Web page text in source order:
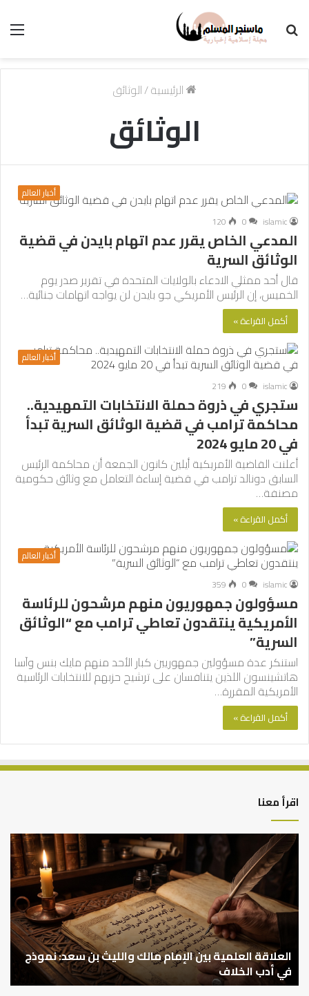
الرئيسية/الوثائق
الوثائق
أخبار العالم
islamic
0
120
المدعي الخاص يقرر عدم اتهام بايدن في قضية
الوثائق السرية
قال أحد ممثلي الادعاء بالولايات المتحدة في تقرير صدر يوم
الخميس، إن الرئيس الأمريكي جو بايدن لن يواجه اتهامات جنائية…
أكمل القراءة »
أخبار العالم
islamic
0
219
ستجري في ذروة حملة الانتخابات التمهيدية..
محاكمة ترامب في قضية الوثائق السرية تبدأ
في 20 مايو 2024
أعلنت القاضية الأمريكية أيلين كانون الجمعة أن محاكمة الرئيس
السابق دونالد ترامب في قضية إساءة التعامل مع وثائق حكومية
مصنفة…
أكمل القراءة »
أخبار العالم
islamic
0
359
مسؤولون جمهوريون منهم مرشحون للرئاسة
الأمريكية ينتقدون تعاطي ترامب مع “الوثائق
السرية”
استنكر عدة مسؤولين جمهوريين كبار الأحد منهم مايك بنس وآسا
هاتشينسون اللذين يتنافسان على ترشيح حزبهم للانتخابات الرئاسية
الأمريكية المقررة…
أكمل القراءة »
اقرأ معنا
العلاقة
العلمية
الإمام
مالك
والليث
سعد:
نموذج
في
أدب
العلاقة العلمية بين الإمام مالك والليث بن سعد: نموذج
في أدب الخلاف